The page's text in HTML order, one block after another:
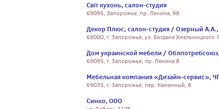
Світ кухонь, салон-студия
69095, Запорожье, пр. Ленина, 98
Декор Плюс, салон-студия / Озерный
69000, г. Запорожье, ул. Богдана Хмельницкого
Дом украинской мебели /
69095, г. Запорожье, пр. Ленина 8
Мебельная компания «Дизайн-сервис»,
69035, г. Запорожье, пер. Каменный, 8
Синко, ООО